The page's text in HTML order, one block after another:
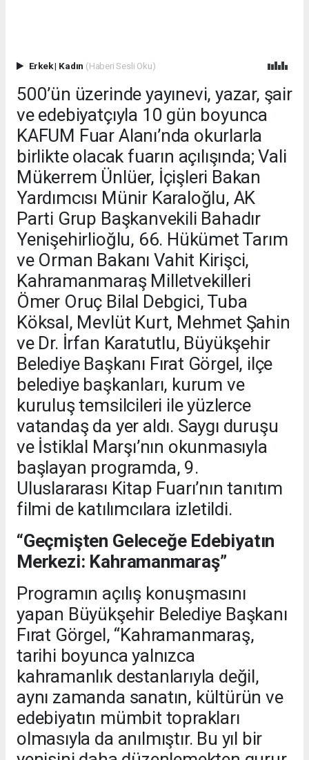
Erkek| Kadın (Haberi Sesli Oku)
500’ün üzerinde yayınevi, yazar, şair
ve edebiyatçıyla 10 gün boyunca
KAFUM Fuar Alanı’nda okurlarla
birlikte olacak fuarın açılışında; Vali
Mükerrem Ünlüer, İçişleri Bakan
Yardımcısı Münir Karaloğlu, AK
Parti Grup Başkanvekili Bahadır
Yenişehirlioğlu, 66. Hükümet Tarım
ve Orman Bakanı Vahit Kirişci,
Kahramanmaraş Milletvekilleri
Ömer Oruç Bilal Debgici, Tuba
Köksal, Mevlüt Kurt, Mehmet Şahin
ve Dr. İrfan Karatutlu, Büyükşehir
Belediye Başkanı Fırat Görgel, ilçe
belediye başkanları, kurum ve
kuruluş temsilcileri ile yüzlerce
vatandaş da yer aldı. Saygı duruşu
ve İstiklal Marşı’nın okunmasıyla
başlayan programda, 9.
Uluslararası Kitap Fuarı’nın tanıtım
filmi de katılımcılara izletildi.
“Geçmişten Geleceğe Edebiyatın
Merkezi: Kahramanmaraş”
Programın açılış konuşmasını
yapan Büyükşehir Belediye Başkanı
Fırat Görgel, “Kahramanmaraş,
tarihi boyunca yalnızca
kahramanlık destanlarıyla değil,
aynı zamanda sanatın, kültürün ve
edebiyatın mümbit toprakları
olmasıyla da anılmıştır. Bu yıl bir